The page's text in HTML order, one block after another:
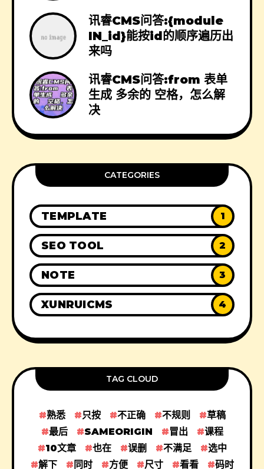
讯睿CMS问答:{module
IN_id}能按id的顺序遍历出
来吗
讯睿CMS问答:from 表单
生成 多余的 空格，怎么解
决
CATEGORIES
TEMPLATE 1
SEO TOOL 2
NOTE 3
XUNRUICMS 4
TAG CLOUD
熟悉 只按 不正确 不规则
草稿
最后
SAMEORIGIN 冒出
课程
10文章
也在 误删 不满足
选中
解下
同时 方便 尺寸 看看 码时